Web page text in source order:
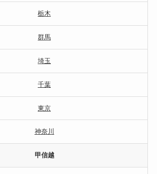
栃木
群馬
埼玉
千葉
東京
神奈川
甲信越